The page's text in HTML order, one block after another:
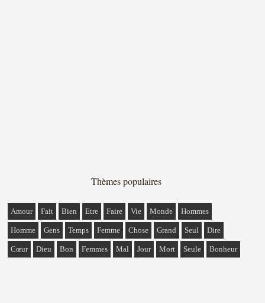
Thèmes populaires
Amour Fait Bien Etre Faire Vie Monde Hommes
Homme Gens Temps Femme Chose Grand Seul Dire
Cœur Dieu Bon Femmes Mal Jour Mort Seule Bonheur